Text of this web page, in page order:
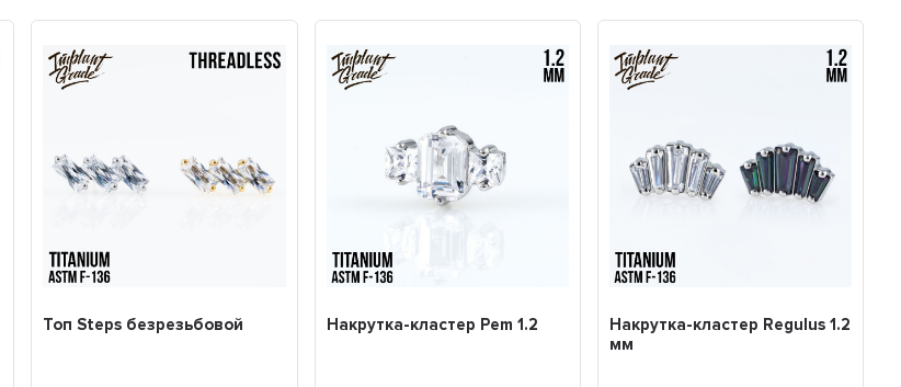
Топ Steps безрезьбовой Накрутка-кластер Pem 1.2
Накрутка-кластер Regulus 1.2
мм